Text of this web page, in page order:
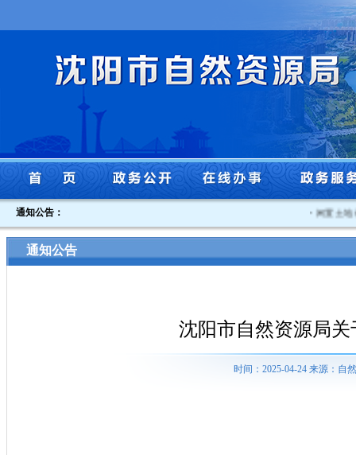
通知公告： 闲置土地
通知公告
沈阳市自然资源局
时间：2025-04-24 来源：自